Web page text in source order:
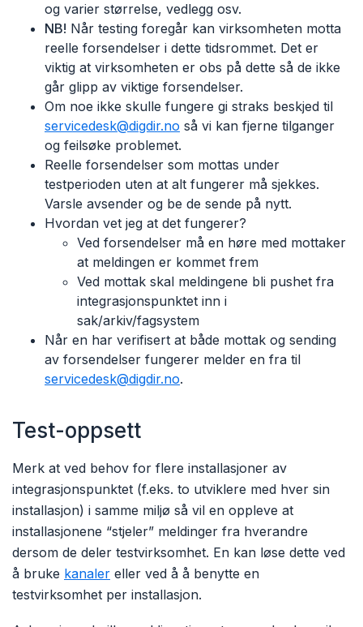
og varier størrelse, vedlegg osv.
NB! Når testing foregår kan virksomheten motta
reelle forsendelser i dette tidsrommet. Det er
viktig at virksomheten er obs på dette så de ikke
går glipp av viktige forsendelser.
Om noe ikke skulle fungere gi straks beskjed til
servicedesk@digdir.no så vi kan fjerne tilganger
og feilsøke problemet.
Reelle forsendelser som mottas under
testperioden uten at alt fungerer må sjekkes.
Varsle avsender og be de sende på nytt.
Hvordan vet jeg at det fungerer?
Ved forsendelser må en høre med mottaker
at meldingen er kommet frem
Ved mottak skal meldingene bli pushet fra
integrasjonspunktet inn i
sak/arkiv/fagsystem
Når en har verifisert at både mottak og sending
av forsendelser fungerer melder en fra til
servicedesk@digdir.no.
Test-oppsett
Merk at ved behov for flere installasjoner av
integrasjonspunktet (f.eks. to utviklere med hver sin
installasjon) i samme miljø så vil en oppleve at
installasjonene “stjeler” meldinger fra hverandre
dersom de deler testvirksomhet. En kan løse dette ved
å bruke kanaler eller ved å å benytte en
testvirksomhet per installasjon.